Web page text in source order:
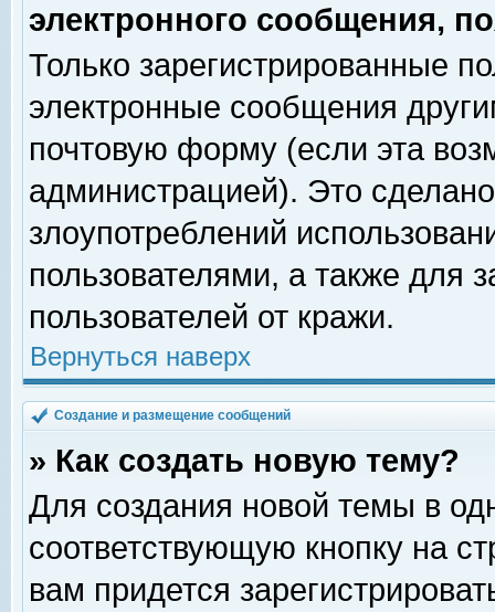
электронного сообщения,
Только зарегистрированные
электронные сообщения
почтовую форму (если эта
администрацией). Это
злоупотреблений
пользователями, а также для
пользователей от кражи.
Вернуться наверх
Создание и размещение сообщений
» Как создать новую тему?
Для создания новой темы в
соответствующую кнопку на
вам придется